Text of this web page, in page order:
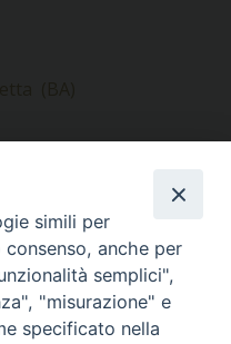
(BA)
simili per
anche per
semplici",
"misurazione" e
specificato nella